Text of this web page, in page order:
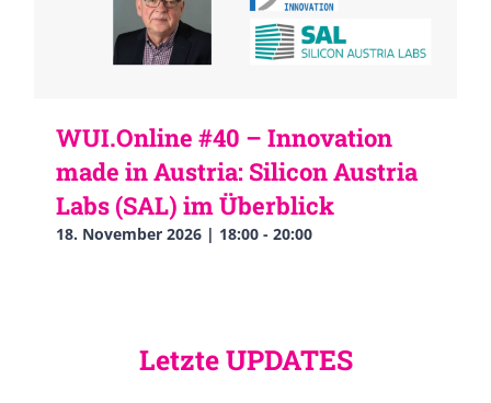
WUI.Online #40 – Innovation
made in Austria: Silicon Austria
Labs (SAL) im Überblick
18. November 2026 | 18:00 - 20:00
Letzte UPDATES